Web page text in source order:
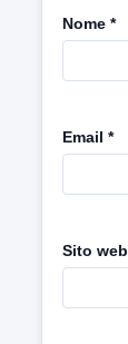
Nome *
Email *
Sito web